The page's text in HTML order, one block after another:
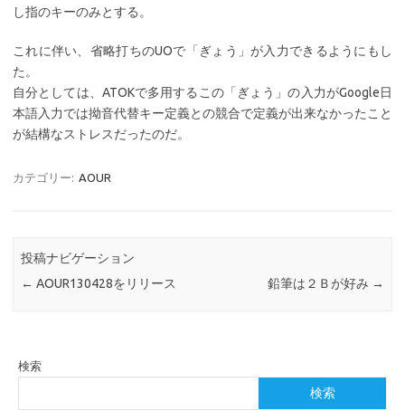
し指のキーのみとする。
これに伴い、省略打ちのUOで「ぎょう」が入力できるようにもし
た。
自分としては、ATOKで多用するこの「ぎょう」の入力がGoogle日
本語入力では拗音代替キー定義との競合で定義が出来なかったこと
が結構なストレスだったのだ。
カテゴリー: AOUR
投稿ナビゲーション
← AOUR130428をリリース 鉛筆は２Ｂが好み →
検索
検索